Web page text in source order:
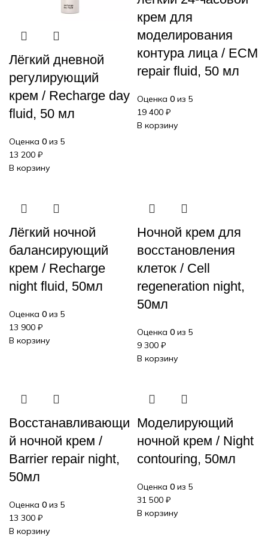
Лёгкий дневной
регулирующий
крем / Recharge day
fluid, 50 мл
Оценка 0 из 5
13 200 ₽
В корзину
крем для
моделирования
контура лица / ECM
repair fluid, 50 мл
Оценка 0 из 5
19 400 ₽
В корзину
Лёгкий ночной
балансирующий
крем / Recharge
night fluid, 50мл
Оценка 0 из 5
13 900 ₽
В корзину
Ночной крем для
восстановления
клеток / Cell
regeneration night,
50мл
Оценка 0 из 5
9 300 ₽
В корзину
Восстанавливающи
й ночной крем /
Barrier repair night,
50мл
Оценка 0 из 5
13 300 ₽
В корзину
Моделирующий
ночной крем / Night
contouring, 50мл
Оценка 0 из 5
31 500 ₽
В корзину